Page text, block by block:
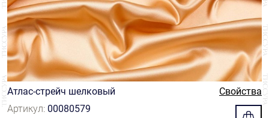
Атлас-стрейч шелковый
Свойства
Артикул: 00080579